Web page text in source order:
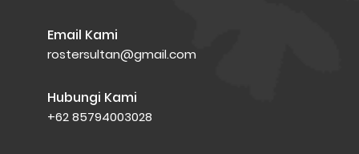
Email Kami
rostersultan@gmail.com
Hubungi Kami
+62 85794003028